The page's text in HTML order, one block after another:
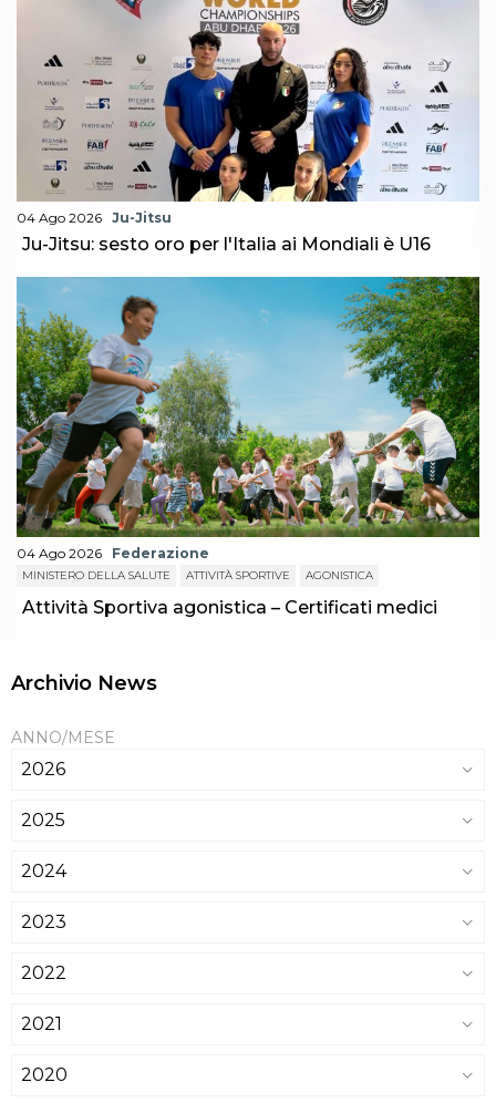
04 Ago 2026 Ju-Jitsu
Ju-Jitsu: sesto oro per l'Italia ai Mondiali è U16
04 Ago 2026 Federazione
MINISTERO DELLA SALUTE ATTIVITÀ SPORTIVE AGONISTICA
Attività Sportiva agonistica – Certificati medici
Archivio News
ANNO/MESE
2026
2025
2024
2023
2022
2021
2020